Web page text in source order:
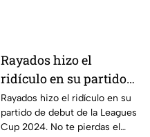
Rayados hizo el
ridículo en su partido
de debut de la Leagues
Cup 2024 | Summer
Rayados hizo el ridículo en su
partido de debut de la Leagues
Cup 2024. No te pierdas el